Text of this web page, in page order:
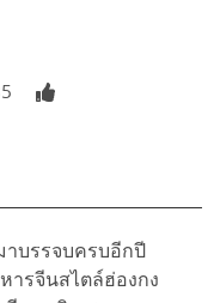
บรรจบครบอีกปี
ารจีนสไตล์ฮ่องกง